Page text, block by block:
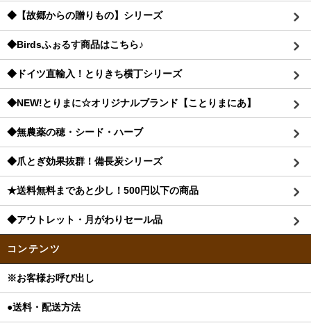
◆【故郷からの贈りもの】シリーズ
◆Birdsふぉるす商品はこちら♪
◆ドイツ直輸入！とりきち横丁シリーズ
◆NEW!とりまに☆オリジナルブランド【ことりまにあ】
◆無農薬の穂・シード・ハーブ
◆爪とぎ効果抜群！備長炭シリーズ
★送料無料まであと少し！500円以下の商品
◆アウトレット・月がわりセール品
コンテンツ
※お客様お呼び出し
●送料・配送方法